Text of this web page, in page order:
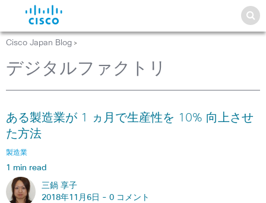
Cisco Japan Blog >
デジタルファクトリ
ある製造業が 1 ヵ月で生産性を 10% 向上させ
た方法
製造業
1 min read
三鍋 享子
2018年11月6日 - 0 コメント